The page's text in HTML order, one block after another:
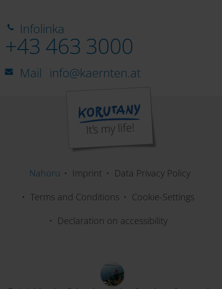
Infolinka
+43 463 3000
Mail info@kaernten.at
Nahoru Imprint
Data Privacy Policy
Terms and Conditions
Cookie-Settings
Declaration on accessibility